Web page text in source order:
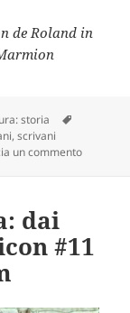
de Roland in
storia
,scrivani
un commentosu
dai
#11